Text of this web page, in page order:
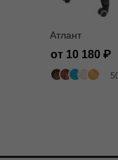
Атлант
от 10 180